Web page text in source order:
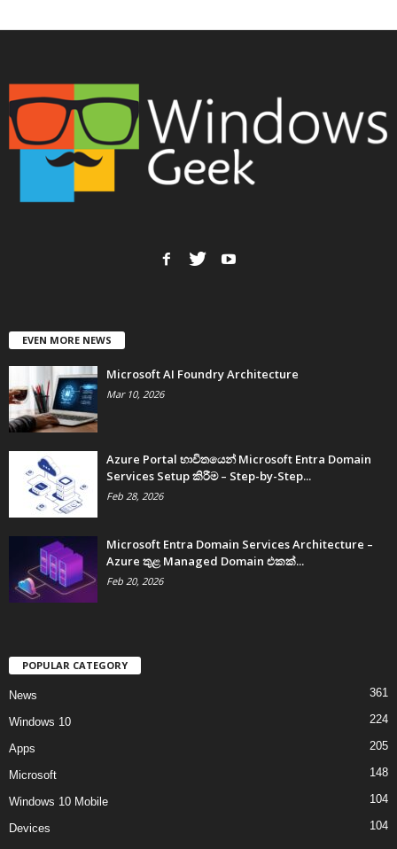
EVEN MORE NEWS
Microsoft AI Foundry Architecture
Mar 10, 2026
Azure Portal භාවිතයෙන් Microsoft Entra Domain
Services Setup කිරීම – Step-by-Step...
Feb 28, 2026
Microsoft Entra Domain Services Architecture –
Azure තුළ Managed Domain එකක්...
Feb 20, 2026
POPULAR CATEGORY
News 361
Windows 10 224
Apps 205
Microsoft 148
Windows 10 Mobile 104
Devices 104